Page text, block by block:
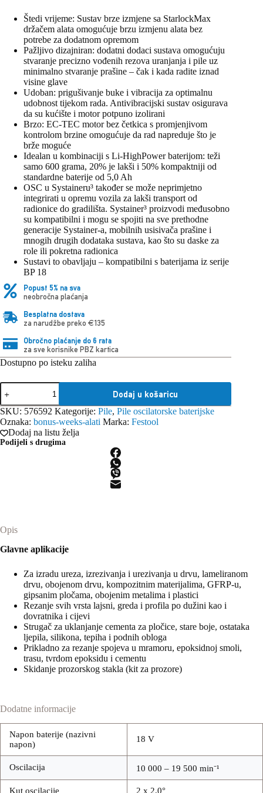
Štedi vrijeme: Sustav brze izmjene sa StarlockMax
držačem alata omogućuje brzu izmjenu alata bez
potrebe za dodatnom opremom
Pažljivo dizajniran: dodatni dodaci sustava omogućuju
stvaranje precizno vođenih rezova uranjanja i pile uz
minimalno stvaranje prašine – čak i kada radite iznad
visine glave
Udoban: prigušivanje buke i vibracija za optimalnu
udobnost tijekom rada. Antivibracijski sustav osigurava
da su kućište i motor potpuno izolirani
Brzo: EC-TEC motor bez četkica s promjenjivom
kontrolom brzine omogućuje da rad napreduje što je
brže moguće
Idealan u kombinaciji s Li-HighPower baterijom: teži
samo 600 grama, 20% je lakši i 50% kompaktniji od
standardne baterije od 5,0 Ah
OSC u Systaineru³ također se može neprimjetno
integrirati u opremu vozila za lakši transport od
radionice do gradilišta. Systainer³ proizvodi međusobno
su kompatibilni i mogu se spojiti na sve prethodne
generacije Systainer-a, mobilnih usisivača prašine i
mnogih drugih dodataka sustava, kao što su daske za
role ili pokretna radionica
Sustavi to obavljaju – kompatibilni s baterijama iz serije
BP 18
Popust 5% na sva
neobročna plaćanja
Besplatna dostava
za narudžbe preko €135
Obročno plaćanje do 6 rata
za sve korisnike PBZ kartica
Dostupno po isteku zaliha
Festool
Bežični
oscilator
VECTURO
OSC
18
E-
Dodaj u košaricu
SKU: 576592 Kategorije: Pile, Pile oscilatorske baterijske
Oznaka: bonus-weeks-alati Marka: Festool
Dodaj na listu želja
Podijeli s drugima
Opis
Glavne aplikacije
Za izradu ureza, izrezivanja i urezivanja u drvu, lameliranom
drvu, obojenom drvu, kompozitnim materijalima, GFRP-u,
gipsanim pločama, obojenim metalima i plastici
Rezanje svih vrsta lajsni, greda i profila po dužini kao i
dovratnika i cijevi
Strugač za uklanjanje cementa za pločice, stare boje, ostataka
ljepila, silikona, tepiha i podnih obloga
Prikladno za rezanje spojeva u mramoru, epoksidnoj smoli,
trasu, tvrdom epoksidu i cementu
Skidanje prozorskog stakla (kit za prozore)
Dodatne informacije
Napon baterije (nazivni
napon)
18 V
Oscilacija 10 000 – 19 500 min⁻¹
Kut oscilacije 2 x 2,0°